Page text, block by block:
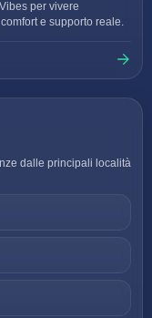
per vivere
e supporto reale.
dalle principali località